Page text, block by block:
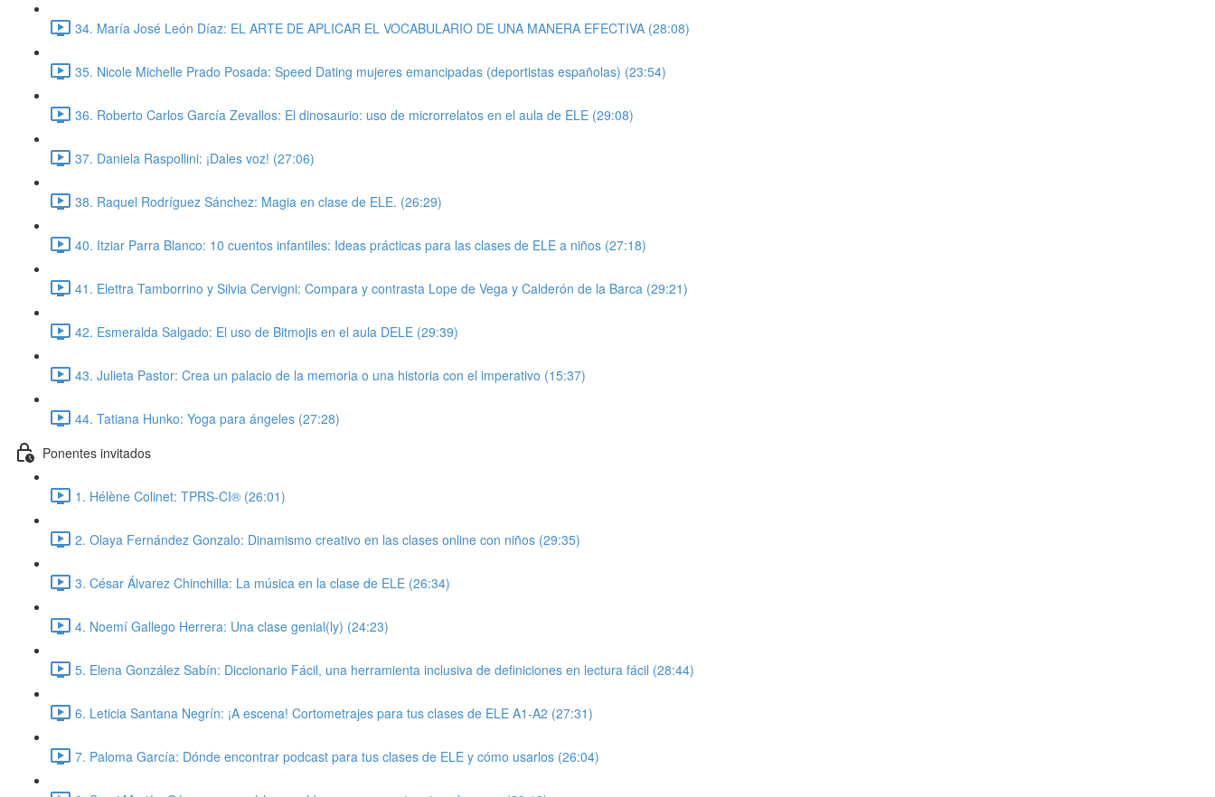
34. María José León Díaz: EL ARTE DE APLICAR EL VOCABULARIO DE UNA MANERA EFECTIVA (28:08)
35. Nicole Michelle Prado Posada: Speed Dating mujeres emancipadas (deportistas españolas) (23:54)
36. Roberto Carlos García Zevallos: El dinosaurio: uso de microrrelatos en el aula de ELE (29:08)
37. Daniela Raspollini: ¡Dales voz! (27:06)
38. Raquel Rodríguez Sánchez: Magia en clase de ELE. (26:29)
40. Itziar Parra Blanco: 10 cuentos infantiles: Ideas prácticas para las clases de ELE a niños (27:18)
41. Elettra Tamborrino y Silvia Cervigni: Compara y contrasta Lope de Vega y Calderón de la Barca (29:21)
42. Esmeralda Salgado: El uso de Bitmojis en el aula DELE (29:39)
43. Julieta Pastor: Crea un palacio de la memoria o una historia con el imperativo (15:37)
44. Tatiana Hunko: Yoga para ángeles (27:28)
Ponentes invitados
1. Hélène Colinet: TPRS-CI® (26:01)
2. Olaya Fernández Gonzalo: Dinamismo creativo en las clases online con niños (29:35)
3. César Álvarez Chinchilla: La música en la clase de ELE (26:34)
4. Noemí Gallego Herrera: Una clase genial(ly) (24:23)
5. Elena González Sabín: Diccionario Fácil, una herramienta inclusiva de definiciones en lectura fácil (28:44)
6. Leticia Santana Negrín: ¡A escena! Cortometrajes para tus clases de ELE A1-A2 (27:31)
7. Paloma García: Dónde encontrar podcast para tus clases de ELE y cómo usarlos (26:04)